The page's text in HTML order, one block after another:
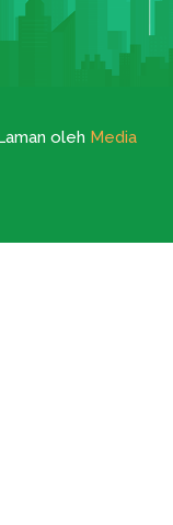
oleh Media